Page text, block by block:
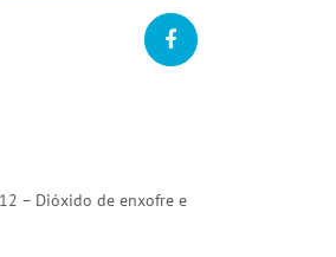
– Dióxido de enxofre e